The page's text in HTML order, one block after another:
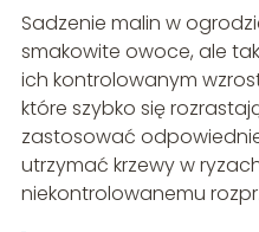
Sadzenie malin w
smakowite owoce, ale
ich kontrolowanym
które szybko się
zastosować
utrzymać krzewy w
niekontrolowanemu